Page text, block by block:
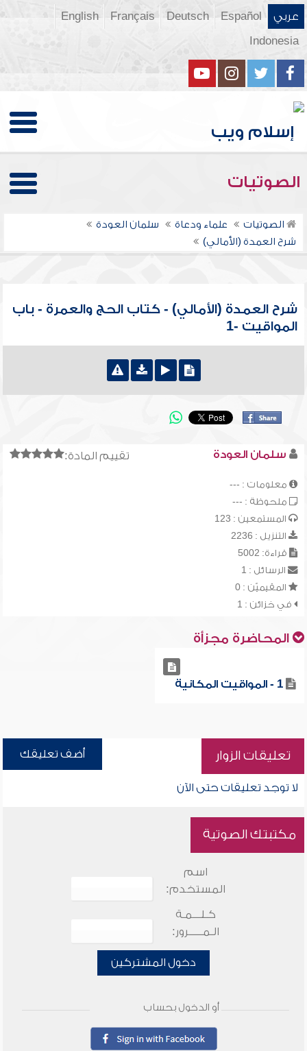
عربي Español
Deutsch
Français
English
Indonesia
الصوتيات
الصوتيات علماء ودعاة
سلمان العودة
شرح العمدة (الأمالي)
شرح العمدة (الأمالي) - كتاب الحج والعمرة - باب
المواقيت -1
تقييم المادة: سلمان العودة
معلومات : ---
ملحوظة : ---
المستمعين : 123
التنزيل : 2236
قراءة: 5002
الرسائل : 1
المقيميّن : 0
في خزائن : 1
المحاضرة مجزأة
1 - المواقيت المكانية
تعليقات الزوار أضف تعليقك
لا توجد تعليقات حتى الآن
مكتبتك الصوتية
اسم
المستخدم:
كـلـــمـة
الـمـــــرور:
دخول المشتركين
أو الدخول بحساب